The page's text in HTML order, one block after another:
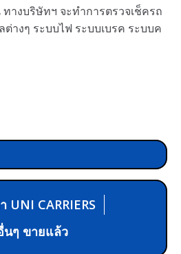
างบริษัทฯ จะทำการตรวจเช็ครถ
างๆ ระบบไฟ ระบบเบรค ระบบค
UNI CARRIERS
นๆ ขายแล้ว